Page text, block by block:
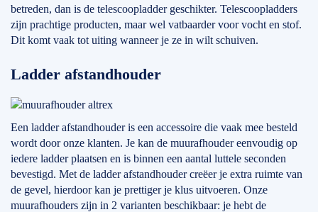
betreden, dan is de telescoopladder geschikter. Telescoopladders
zijn prachtige producten, maar wel vatbaarder voor vocht en stof.
Dit komt vaak tot uiting wanneer je ze in wilt schuiven.
Ladder afstandhouder
Een ladder afstandhouder is een accessoire die vaak mee besteld
wordt door onze klanten. Je kan de muurafhouder eenvoudig op
iedere ladder plaatsen en is binnen een aantal luttele seconden
bevestigd. Met de ladder afstandhouder creëer je extra ruimte van
de gevel, hierdoor kan je prettiger je klus uitvoeren. Onze
muurafhouders zijn in 2 varianten beschikbaar: je hebt de